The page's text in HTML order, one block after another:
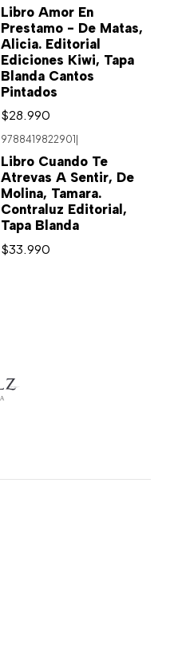
Libro Amor En
Prestamo - De Matas,
Alicia. Editorial
Ediciones Kiwi, Tapa
Blanda Cantos
Pintados
$28.990
9788419822901
Libro Cuando Te
Atrevas A Sentir, De
Molina, Tamara.
Contraluz Editorial,
Tapa Blanda
$33.990